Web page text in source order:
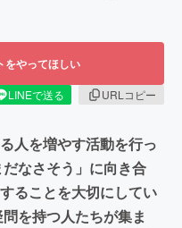
をやってほしい
LINEで送る
URLコピー
人を増やす活動を行っ
なさそう」に向き合
ることを大切にしてい
を持つ人たちが集ま